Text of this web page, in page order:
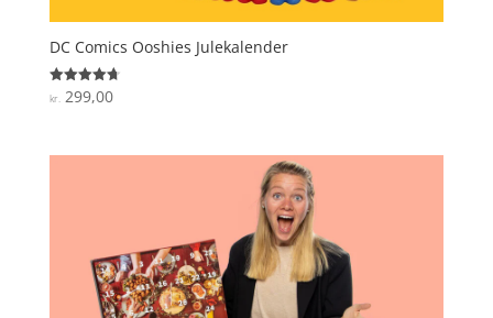
DC Comics Ooshies Julekalender
Vurderet
4.7
kr.299,00